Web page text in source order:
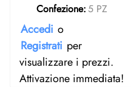
Confezione: 5 PZ
Accedi o
Registrati per
visualizzare i prezzi.
Attivazione immediata!